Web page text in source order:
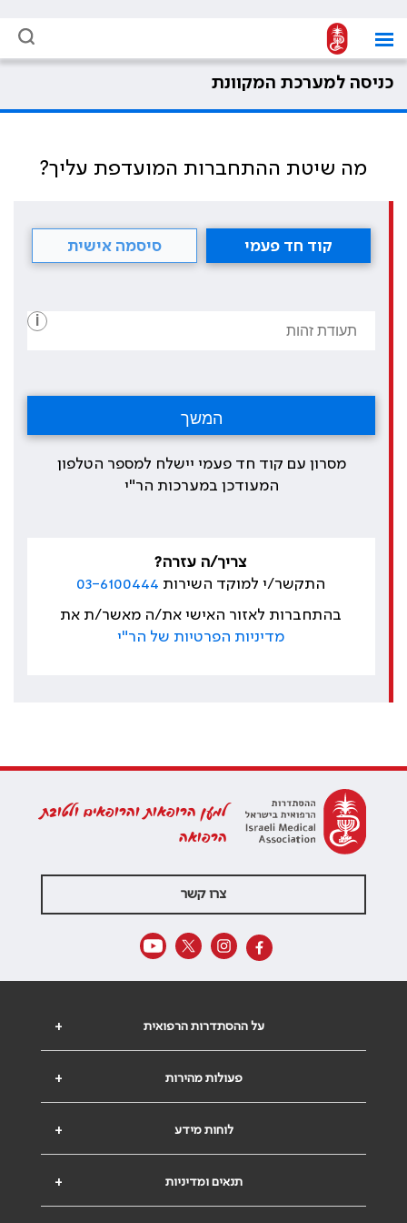
כניסה למערכת המקוונת
מה שיטת ההתחברות המועדפת עליך?
קוד חד פעמי סיסמה אישית
i
מסרון עם קוד חד פעמי יישלח למספר הטלפון
המעודכן במערכות הר"י
צריך/ה עזרה?
התקשר/י למוקד השירות 03-6100444
בהתחברות לאזור האישי את/ה מאשר/ת את
מדיניות הפרטיות של הר"י
למען הרופאות והרופאים ולטובת
הרפואה
צרו קשר
+ על ההסתדרות הרפואית
+ פעולות מהירות
+ לוחות מידע
+ תנאים ומדיניות